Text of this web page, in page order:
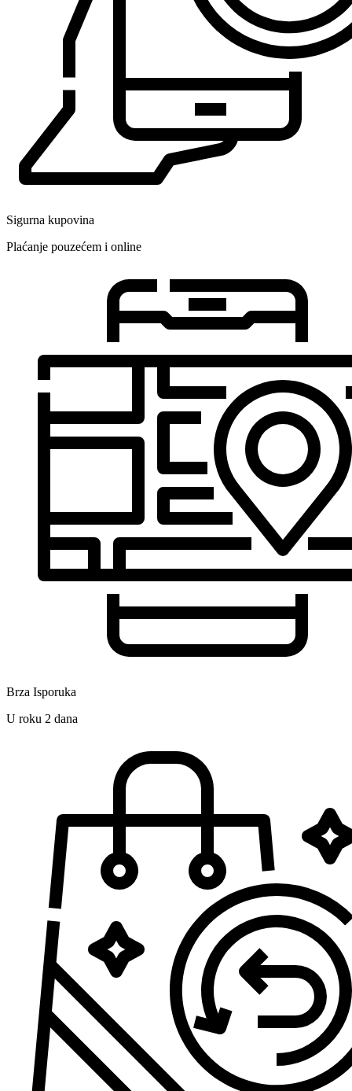
Sigurna kupovina
Plaćanje pouzećem i online
Brza Isporuka
U roku 2 dana